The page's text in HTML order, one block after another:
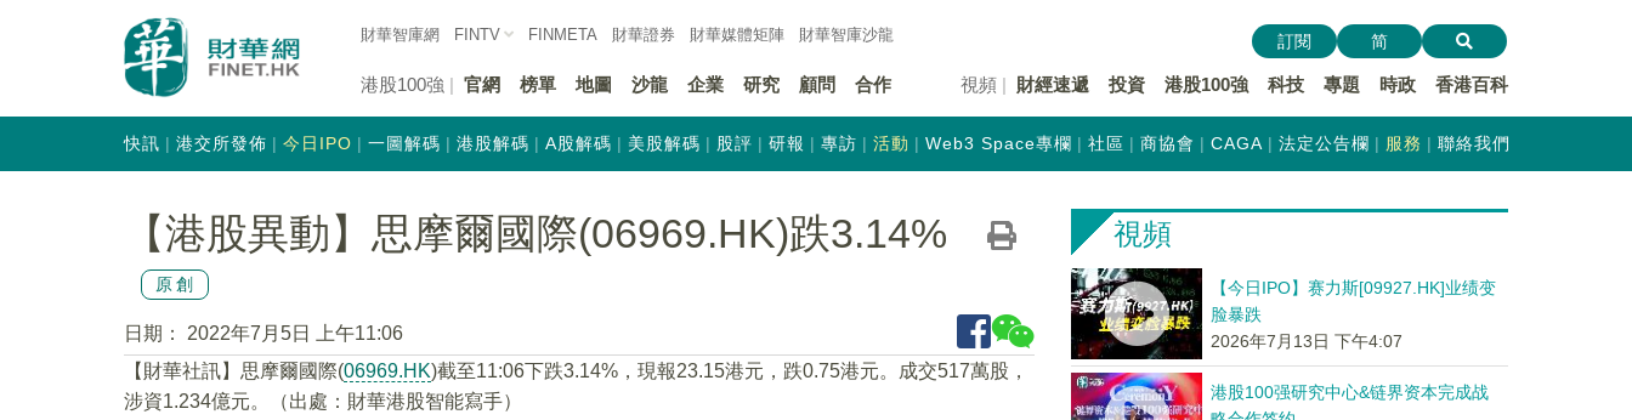
財華智庫網 FINTV FINMETA 財華證券 財華媒體矩陣 財華智庫沙龍
港股100強 官網 榜單 地圖 沙龍 企業 研究 顧問 合作 視頻 財經速遞 投資 港股100強 科技 專題 時政 香港百科
訂閱 简
快訊 港交所發佈 今日IPO 一圖解碼 港股解碼 A股解碼 美股解碼 股評 研報 專訪 活動 Web3 Space專欄 社區 商協會 CAGA 法定公告欄 服務 聯絡我們
【港股異動】思摩爾國際(06969.HK)跌3.14%
原創
日期：
2022年7月5日 上午11:06
【財華社訊】思摩爾國際(06969.HK)截至11:06下跌3.14%，現報23.15港元，跌0.75港元。成交517萬股，
涉資1.234億元。（出處：財華港股智能寫手）
視頻
【今日IPO】赛力斯[09927.HK]业绩变
脸暴跌
2026年7月13日 下午4:07
港股100强研究中心&链界资本完成战